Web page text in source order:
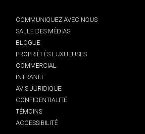
COMMUNIQUEZ AVEC NOUS
SALLE DES MÉDIAS
BLOGUE
PROPRIÉTÉS LUXUEUSES
COMMERCIAL
INTRANET
AVIS JURIDIQUE
CONFIDENTIALITÉ
TÉMOINS
ACCESSIBILITÉ